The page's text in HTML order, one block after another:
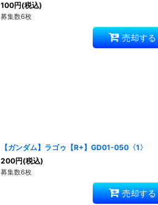
100円(税込)
募集数6枚
売却する
【ガンダム】ラゴゥ【R+】GD01-050〈1〉
200円(税込)
募集数6枚
売却する